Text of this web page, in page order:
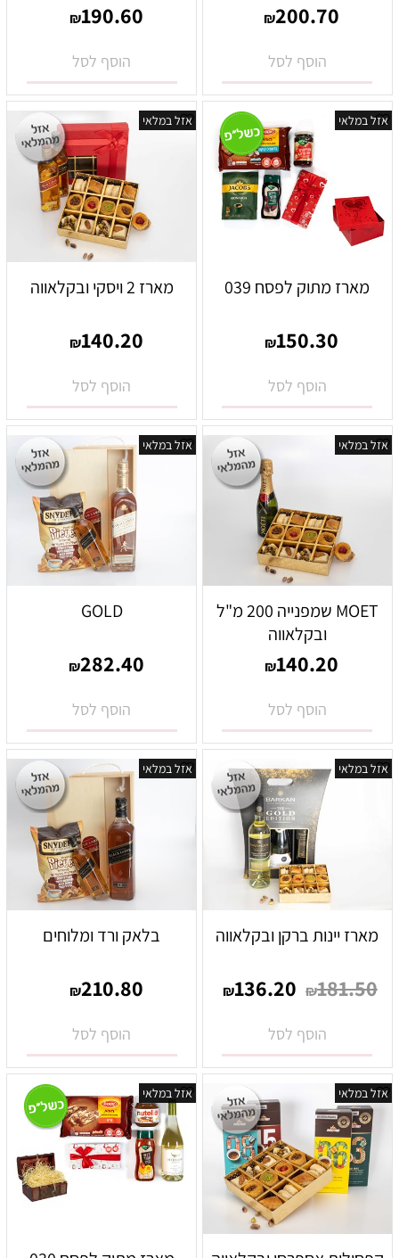
₪200.70
הוסף לסל
₪190.60
הוסף לסל
אזל במלאי
מארז מתוק לפסח 039
₪150.30
הוסף לסל
אזל במלאי
מארז 2 ויסקי ובקלאווה
₪140.20
הוסף לסל
אזל במלאי
MOET שמפנייה 200 מ"ל
ובקלאווה
₪140.20
הוסף לסל
אזל במלאי
GOLD
₪282.40
הוסף לסל
אזל במלאי
מארז יינות ברקן ובקלאווה
₪181.50
₪136.20
הוסף לסל
אזל במלאי
בלאק ורד ומלוחים
₪210.80
הוסף לסל
אזל במלאי אזל במלאי